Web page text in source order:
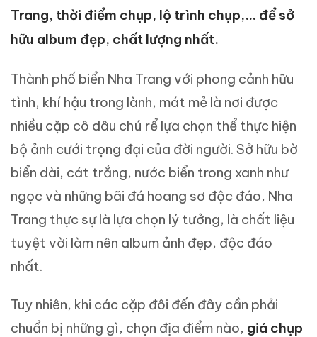
Trang, thời điểm chụp, lộ trình chụp,… để sở
hữu album đẹp, chất lượng nhất.
Thành phố biển Nha Trang với phong cảnh hữu
tình, khí hậu trong lành, mát mẻ là nơi được
nhiều cặp cô dâu chú rể lựa chọn thể thực hiện
bộ ảnh cưới trọng đại của đời người. Sở hữu bờ
biển dài, cát trắng, nước biển trong xanh như
ngọc và những bãi đá hoang sơ độc đáo, Nha
Trang thực sự là lựa chọn lý tưởng, là chất liệu
tuyệt vời làm nên album ảnh đẹp, độc đáo
nhất.
Tuy nhiên, khi các cặp đôi đến đây cần phải
chuẩn bị những gì, chọn địa điểm nào, giá chụp